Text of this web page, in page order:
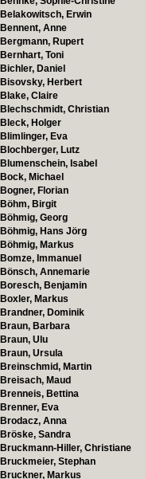
Belakowitsch, Erwin
Bennent, Anne
Bergmann, Rupert
Bernhart, Toni
Bichler, Daniel
Bisovsky, Herbert
Blake, Claire
Blechschmidt, Christian
Bleck, Holger
Blimlinger, Eva
Blochberger, Lutz
Blumenschein, Isabel
Bock, Michael
Bogner, Florian
Böhm, Birgit
Böhmig, Georg
Böhmig, Hans Jörg
Böhmig, Markus
Bomze, Immanuel
Bönsch, Annemarie
Boresch, Benjamin
Boxler, Markus
Brandner, Dominik
Braun, Barbara
Braun, Ulu
Braun, Ursula
Breinschmid, Martin
Breisach, Maud
Brenneis, Bettina
Brenner, Eva
Brodacz, Anna
Bröske, Sandra
Bruckmann-Hiller, Christiane
Bruckmeier, Stephan
Bruckner, Markus